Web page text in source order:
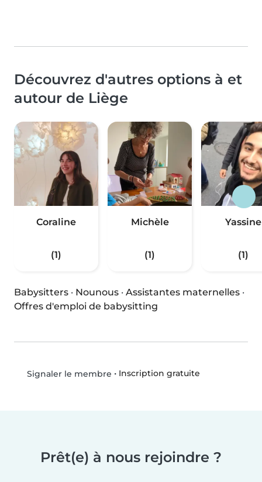
Découvrez d'autres options à et
autour de Liège
Coraline
(1)
Michèle
(1)
Yassine
(1)
Babysitters · Nounous · Assistantes maternelles ·
Offres d'emploi de babysitting
Signaler le membre • Inscription gratuite
Prêt(e) à nous rejoindre ?